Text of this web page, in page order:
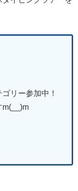
ゴリー参加中！
m(__)m